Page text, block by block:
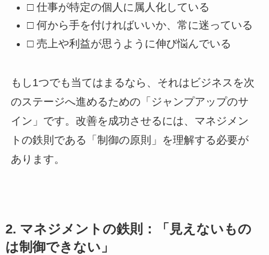
□ 仕事が特定の個人に属人化している
□ 何から手を付ければいいか、常に迷っている
□ 売上や利益が思うように伸び悩んでいる
もし1つでも当てはまるなら、それはビジネスを次
のステージへ進めるための「ジャンプアップのサ
イン」です。改善を成功させるには、マネジメン
トの鉄則である「制御の原則」を理解する必要が
あります。
2. マネジメントの鉄則：「見えないもの
は制御できない」